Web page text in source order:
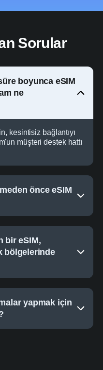
Sorular
boyunca eSIM
ne
kesintisiz bağlantıyı
müşteri destek hattı
önce eSIM
bir eSIM,
bölgelerinde
yapmak için